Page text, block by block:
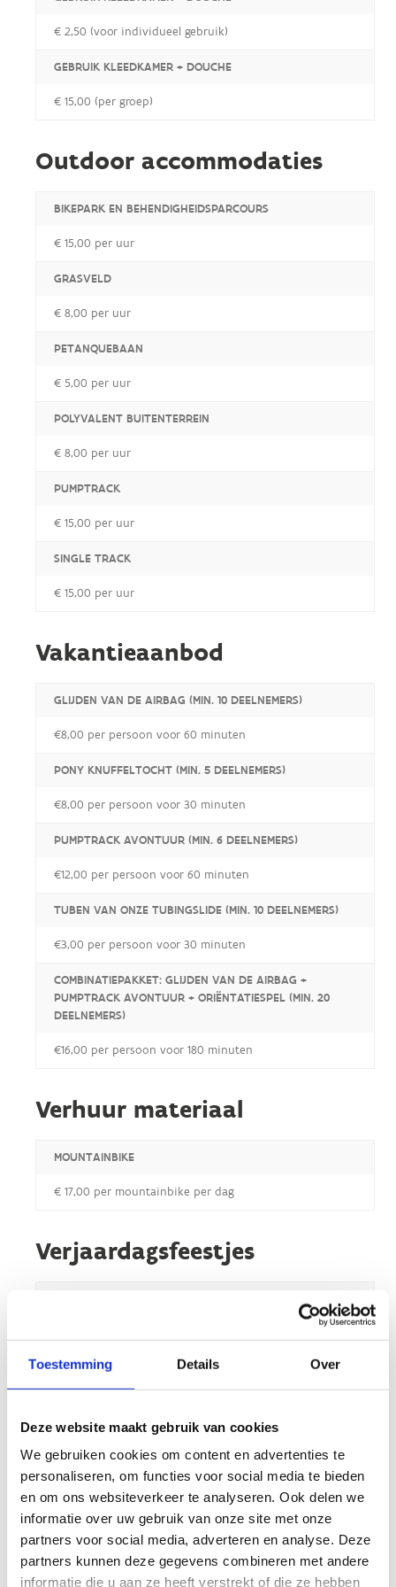
Toestemming Details Over
Deze website maakt gebruik van cookies
We gebruiken cookies om content en advertenties te
personaliseren, om functies voor social media te bieden
en om ons websiteverkeer te analyseren. Ook delen we
informatie over uw gebruik van onze site met onze
partners voor social media, adverteren en analyse. Deze
partners kunnen deze gegevens combineren met andere
informatie die u aan ze heeft verstrekt of die ze hebben
€ 2,50 (voor individueel gebruik)
GEBRUIK KLEEDKAMER + DOUCHE
€ 15,00 (per groep)
Outdoor accommodaties
BIKEPARK EN BEHENDIGHEIDSPARCOURS
€ 15,00 per uur
GRASVELD
€ 8,00 per uur
PETANQUEBAAN
€ 5,00 per uur
POLYVALENT BUITENTERREIN
€ 8,00 per uur
PUMPTRACK
€ 15,00 per uur
SINGLE TRACK
€ 15,00 per uur
Vakantieaanbod
GLIJDEN VAN DE AIRBAG (MIN. 10 DEELNEMERS)
€8,00 per persoon voor 60 minuten
PONY KNUFFELTOCHT (MIN. 5 DEELNEMERS)
€8,00 per persoon voor 30 minuten
PUMPTRACK AVONTUUR (MIN. 6 DEELNEMERS)
€12,00 per persoon voor 60 minuten
TUBEN VAN ONZE TUBINGSLIDE (MIN. 10 DEELNEMERS)
€3,00 per persoon voor 30 minuten
COMBINATIEPAKKET: GLIJDEN VAN DE AIRBAG +
PUMPTRACK AVONTUUR + ORIËNTATIESPEL (MIN. 20
DEELNEMERS)
€16,00 per persoon voor 180 minuten
Verhuur materiaal
MOUNTAINBIKE
€ 17,00 per mountainbike per dag
Verjaardagsfeestjes
PONY VERJAARDAGSFEESTJE
1 PANNENKOEK + DRANKJE
€ 7,50 per kind
€ 8,50 per kind
FRIETJES MET FRIKANDEL + DRANKJE